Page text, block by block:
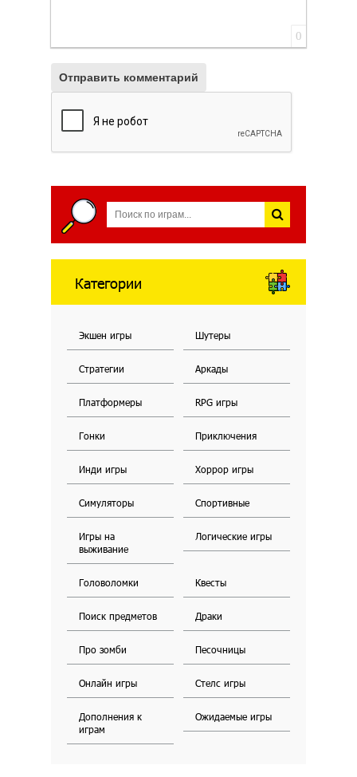
0
Отправить комментарий
Категории
Экшен игры Шутеры
Стратегии Аркады
Платформеры RPG игры
Гонки Приключения
Инди игры Хоррор игры
Симуляторы Спортивные
Игры на
выживание
Логические игры
Головоломки Квесты
Поиск предметов Драки
Про зомби Песочницы
Онлайн игры Стелс игры
Дополнения к
играм
Ожидаемые игры